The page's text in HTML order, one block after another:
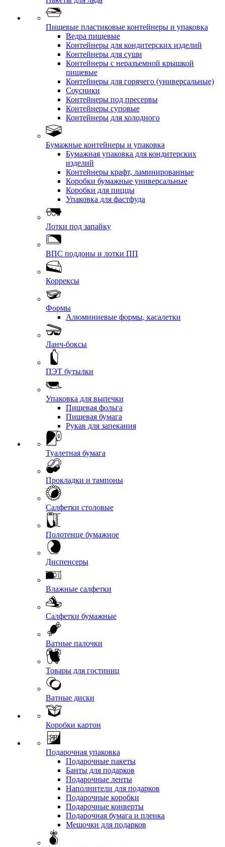
Пищевые пластиковые контейнеры и упаковка
Ведра пищевые
Контейнеры для кондитерских изделий
Контейнеры для суши
Контейнеры с неразъемной крышкой
пищевые
Контейнеры для горячего (универсальные)
Соусники
Контейнеры под пресервы
Контейнеры суповые
Контейнеры для холодного
Бумажные контейнеры и упаковка
Бумажная упаковка для кондитерских
изделий
Контейнеры крафт, ламинированные
Коробки бумажные универсальные
Коробки для пиццы
Упаковка для фастфуда
Лотки под запайку
ВПС поддоны и лотки ПП
Коррексы
Формы
Алюминиевые формы, касалетки
Ланч-боксы
ПЭТ бутылки
Упаковка для выпечки
Пищевая фольга
Пищевая бумага
Рукав для запекания
Туалетная бумага
Прокладки и тампоны
Салфетки столовые
Полотенце бумажное
Диспенсеры
Влажные салфетки
Салфетки бумажные
Ватные палочки
Товары для гостиниц
Ватные диски
Коробки картон
Подарочная упаковка
Подарочные пакеты
Банты для подарков
Подарочные ленты
Наполнители для подарков
Подарочные коробки
Подарочные конверты
Подарочная бумага и пленка
Мешочки для подарков